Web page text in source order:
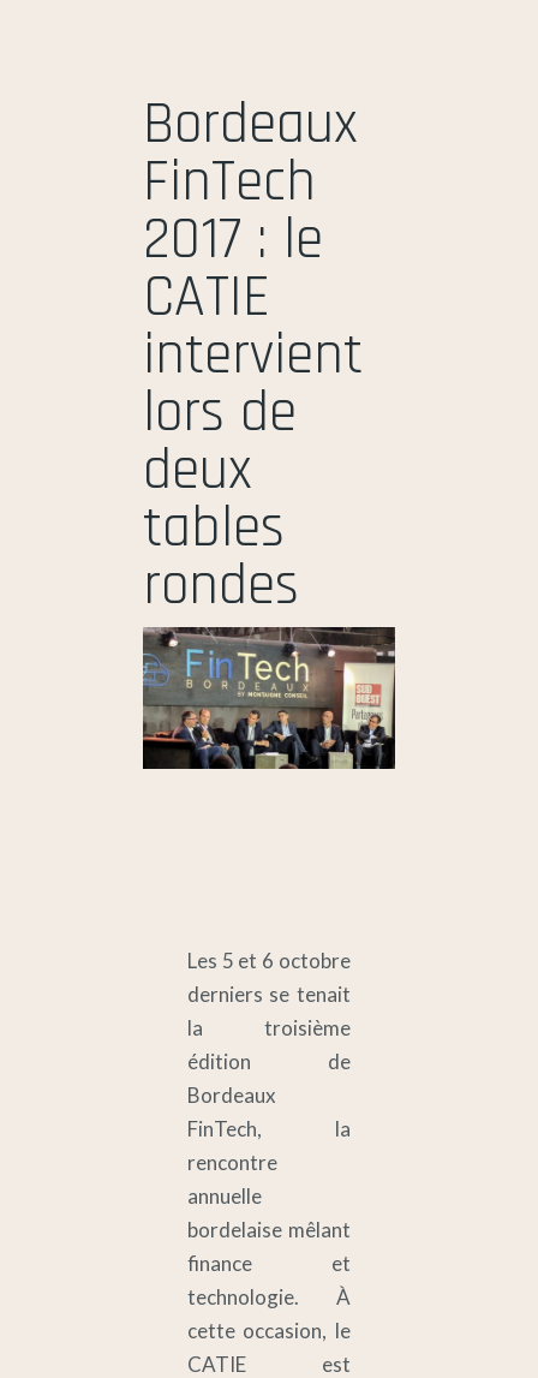
Bordeaux
FinTech
2017 : le
CATIE
intervient
lors de
deux
tables
rondes
Les 5 et 6 octobre
derniers se tenait
la troisième
édition de
Bordeaux
FinTech, la
rencontre
annuelle
bordelaise mêlant
finance et
technologie. À
cette occasion, le
CATIE est